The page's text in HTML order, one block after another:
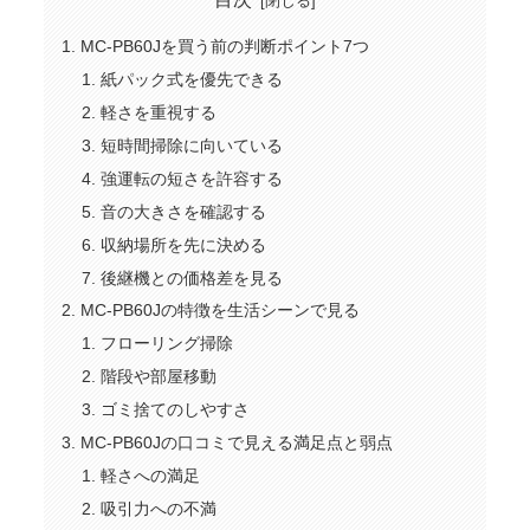
MC-PB60Jを買う前の判断ポイント7つ
紙パック式を優先できる
軽さを重視する
短時間掃除に向いている
強運転の短さを許容する
音の大きさを確認する
収納場所を先に決める
後継機との価格差を見る
MC-PB60Jの特徴を生活シーンで見る
フローリング掃除
階段や部屋移動
ゴミ捨てのしやすさ
MC-PB60Jの口コミで見える満足点と弱点
軽さへの満足
吸引力への不満